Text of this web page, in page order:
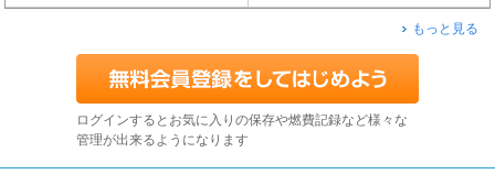
もっと見る
ログインするとお気に入りの保存や燃費記録など様々な
管理が出来るようになります